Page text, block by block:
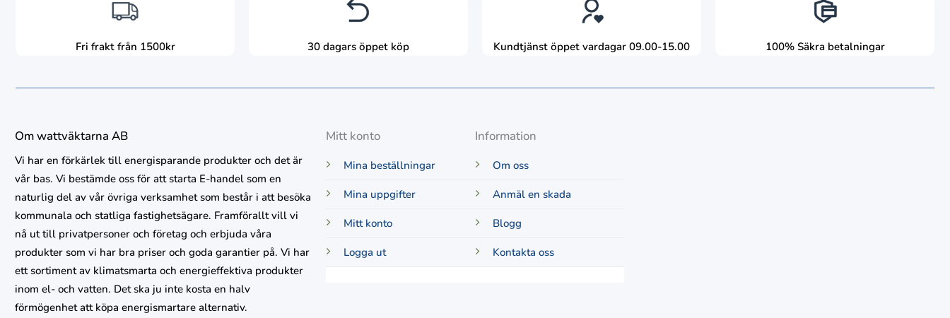
Fri frakt från 1500kr 30 dagars öppet köp Kundtjänst öppet vardagar 09.00-15.00 100% Säkra betalningar
Om wattväktarna AB
Vi har en förkärlek till energisparande produkter och det är
vår bas. Vi bestämde oss för att starta E-handel som en
naturlig del av vår övriga verksamhet som består i att besöka
kommunala och statliga fastighetsägare. Framförallt vill vi
nå ut till privatpersoner och företag och erbjuda våra
produkter som vi har bra priser och goda garantier på. Vi har
ett sortiment av klimatsmarta och energieffektiva produkter
inom el- och vatten. Det ska ju inte kosta en halv
förmögenhet att köpa energismartare alternativ.
Mitt konto
Mina beställningar
Mina uppgifter
Mitt konto
Logga ut
Information
Om oss
Anmäl en skada
Blogg
Kontakta oss